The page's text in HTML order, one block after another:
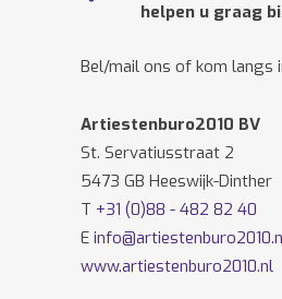
helpen u graag
Bel/mail ons of kom langs
Artiestenburo2010 BV
St. Servatiusstraat 2
5473 GB Heeswijk-Dinther
T +31 (0)88 - 482 82 40
E
www.artiestenburo2010.nl